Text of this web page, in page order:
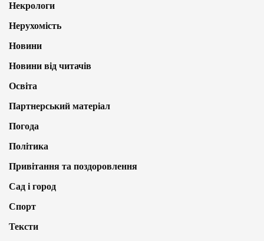
Некрологи
Нерухомість
Новини
Новини від читачів
Освіта
Партнерський матеріал
Погода
Політика
Привітання та поздоровлення
Сад і город
Спорт
Тексти